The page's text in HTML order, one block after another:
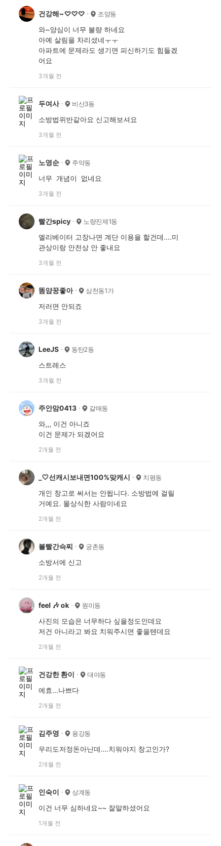
건강해~♡♡♡ 조양동
와~양심이 너무 불량 하네요
아예 살림을 차리셨네ㅜㅜ
아파트에 문제라도 생기면 피신하기도 힘들겠
어요
3개월 전
두여사 비산3동
소방법위반같아요 신고해보셔요
3개월 전
노영순 주약동
너무 개념이 없네요
3개월 전
빨간spicy 노량진제1동
엘리베이터 고장나면 계단 이용을 할건데....미
관상이랑 안전상 안 좋내요
3개월 전
똠얌꿍좋아 삼천동1가
저러면 안되죠
3개월 전
LeeJS 동탄2동
스트레스
3개월 전
주안맘0413 갈매동
와,,, 이건 아니죠
이건 문제가 되겠어요
2개월 전
_🤍선캐시보내면100%맞캐시 치평동
개인 창고로 써서는 안됩니다. 소방법에 걸릴
거예요. 몰상식한 사람이네요
2개월 전
볼빨간슥찌 궁촌동
소방서에 신고
2개월 전
feel 🎶 ok 원미동
사진의 모습은 너무하다 싶을정도인데요
저건 아니라고 봐요 치워주시면 좋을텐데요
2개월 전
건강한 환이 대야동
에효...나쁘다
2개월 전
김주영 용강동
우리도저정돈아닌데.…치워야지 창고인가?
2개월 전
인숙이 상계동
이건 너무 심하네요~~ 잘말하셨어요
1개월 전